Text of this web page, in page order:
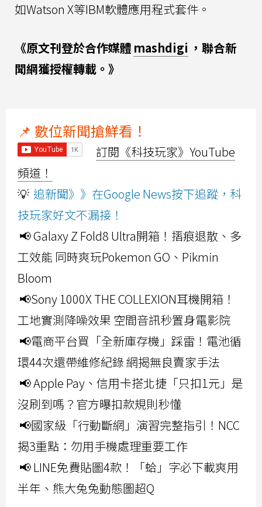
如Watson X等IBM軟體應用程式套件。
《原文刊登於合作媒體 mashdigi ，聯合新
聞網獲授權轉載。》
📌 數位新聞搶鮮看！
訂閱《科技玩家》YouTube
頻道！
💡 追新聞》》在Google News按下追蹤，科
技玩家好文不漏接！
📢 Galaxy Z Fold8 Ultra開箱！摺痕退散、多
工效能 同時爽玩Pokemon GO、Pikmin
Bloom
📢Sony 1000X THE COLLEXION耳機開箱！
工地實測降噪效果 空間音訊秒置身電影院
📢電商平台買「全新庫存機」踩雷！電池循
環44次還帶維修紀錄 網揭無良賣家手法
📢 Apple Pay、信用卡搭北捷「只扣1元」是
沒刷到嗎？官方曝扣款規則秒懂
📢國家級「行動斷網」演習完整指引！NCC
揭3重點：勿用手機處理重要工作
📢 LINE免費貼圖4款！「蛤」字必下載爽用
半年、熊大兔兔動態圖超Q